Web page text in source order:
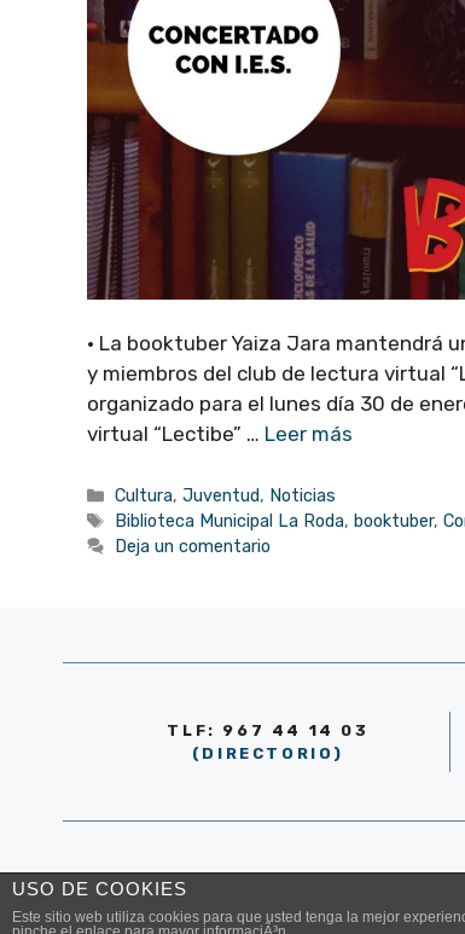
· La booktuber Yaiza Jara mantendrá
y miembros del club de lectura virtual
organizado para el lunes día 30 de
virtual “Lectibe” … Leer más
Categorías
Cultura,Juventud, Noticias
Etiquetas
Biblioteca Municipal La Roda, booktuber,
Deja un comentario
TLF: 967 44 14 03
(DIRECTORIO)
© AYUNTAMIENTO DE LA RODA 2026
USO DE COOKIES
Este sitio web utiliza cookies para que usted tenga la mejor